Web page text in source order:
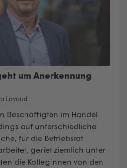
um Anerkennung
Lavaud
Beschäftigten im Handel
auf unterschiedliche
für die Betriebsrat
geriet ziemlich unter
die KollegInnen von den